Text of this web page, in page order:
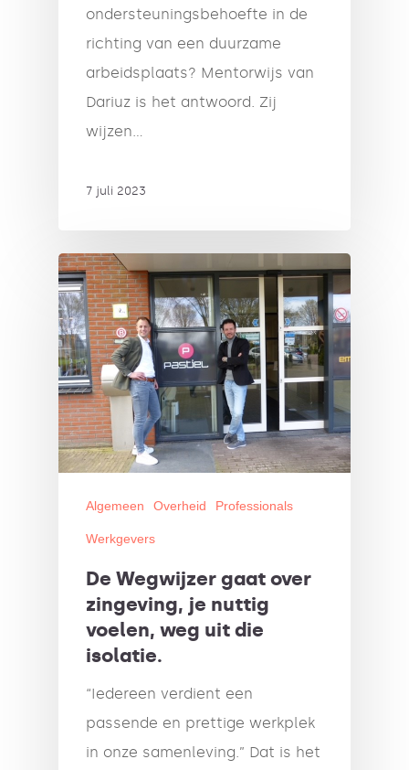
ondersteuningsbehoefte in de
richting van een duurzame
arbeidsplaats? Mentorwijs van
Dariuz is het antwoord. Zij
wijzen…
7 juli 2023
Algemeen Overheid Professionals
Werkgevers
De Wegwijzer gaat over
zingeving, je nuttig
voelen, weg uit die
isolatie.
“Iedereen verdient een
passende en prettige werkplek
in onze samenleving.” Dat is het